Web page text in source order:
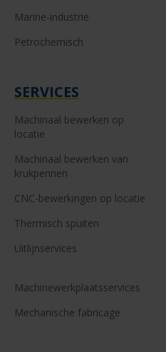
Marine-industrie
Petrochemisch
SERVICES
Machinaal bewerken op
locatie
Machinaal bewerken van
krukpennen
CNC-bewerkingen op locatie
Thermisch spuiten
Uitlijnservices
Machinewerkplaatsservices
Mechanische fabricage